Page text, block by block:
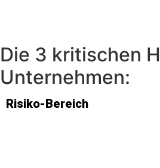
Die 3 kritischen
Unternehmen:
Risiko-Bereich